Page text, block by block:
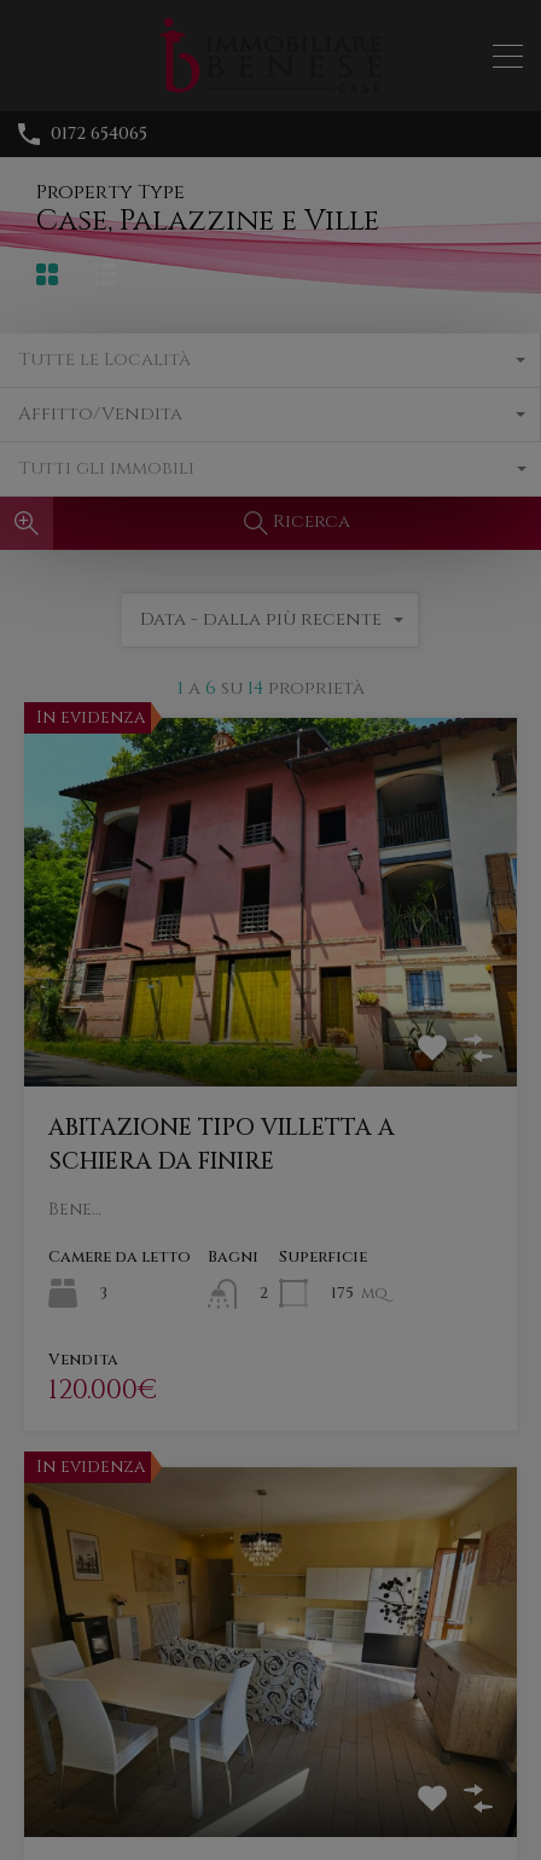
0172 654065
Property Type
Case, Palazzine e Ville
Tutte le Località
Affitto/Vendita
Tutti gli immobili
Ricerca
1 a 6 su 14 proprietà
Data - dalla più recente
In evidenza
ABITAZIONE TIPO VILLETTA A
SCHIERA DA FINIRE
Bene…
Camere da letto
3
Bagni
2
Superficie
175 mq
Vendita
120.000€
In evidenza